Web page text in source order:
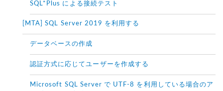
SQL*Plus による接続テスト
[MTA] SQL Server 2019 を利用する
データベースの作成
認証方式に応じてユーザーを作成する
Microsoft SQL Server で UTF-8 を利用している場合のア